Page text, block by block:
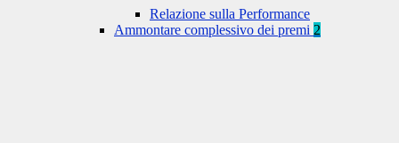
Relazione sulla Performance
Ammontare complessivo dei premi 2